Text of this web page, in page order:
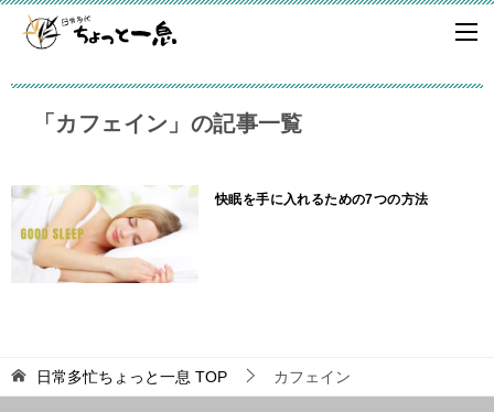
「カフェイン」の記事一覧
快眠を手に入れるための7つの方法
日常多忙ちょっと一息 TOP カフェイン